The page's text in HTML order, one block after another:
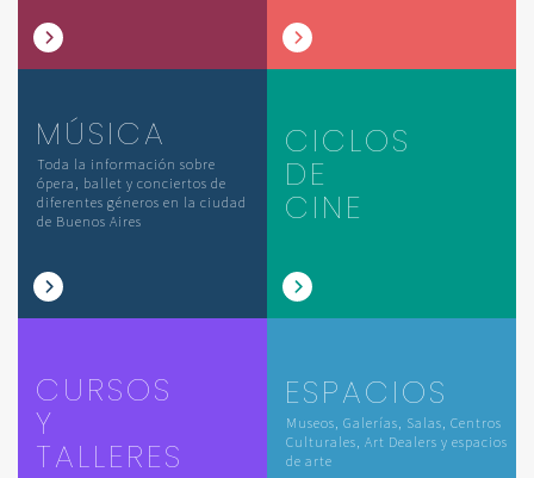
MÚSICA
Toda la información sobre
ópera, ballet y conciertos de
diferentes géneros en la ciudad
de Buenos Aires
CICLOS
DE
CINE
CURSOS
Y
TALLERES
ESPACIOS
Museos, Galerías, Salas, Centros
Culturales, Art Dealers y espacios
de arte